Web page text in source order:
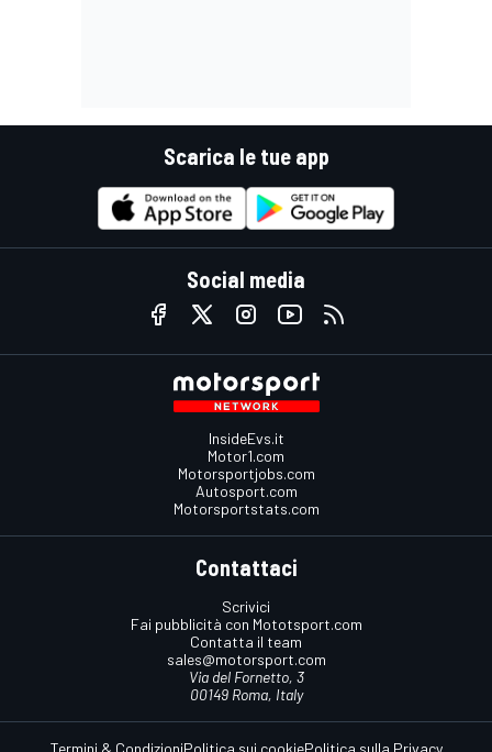
Scarica le tue app
Social media
InsideEvs.it
Motor1.com
Motorsportjobs.com
Autosport.com
Motorsportstats.com
Contattaci
Scrivici
Fai pubblicità con Mototsport.com
Contatta il team
sales@motorsport.com
Via del Fornetto, 3
00149 Roma, Italy